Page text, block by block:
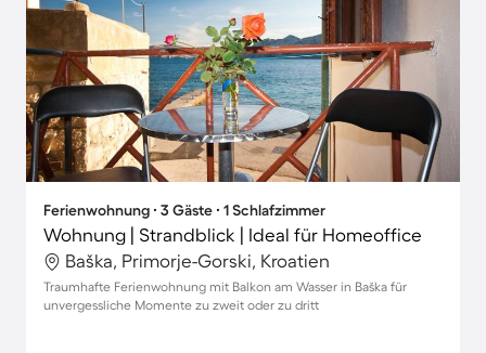
Ferienwohnung ∙ 3 Gäste ∙ 1 Schlafzimmer
Wohnung | Strandblick | Ideal für Homeoffice
Baška, Primorje-Gorski, Kroatien
Traumhafte Ferienwohnung mit Balkon am Wasser in Baška für
unvergessliche Momente zu zweit oder zu dritt